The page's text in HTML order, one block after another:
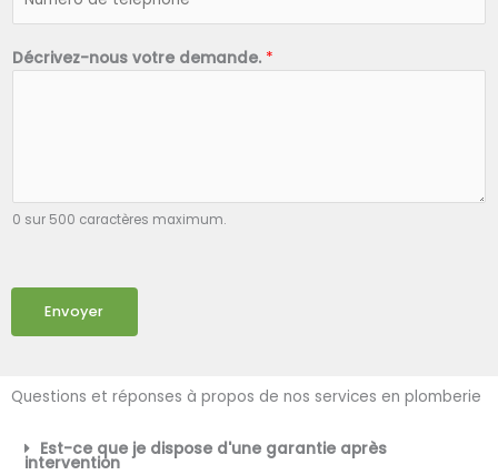
Décrivez-nous votre demande. *
0 sur 500 caractères maximum.
Envoyer
Questions et réponses à propos de nos services en plomberie
Est-ce que je dispose d'une garantie après
intervention